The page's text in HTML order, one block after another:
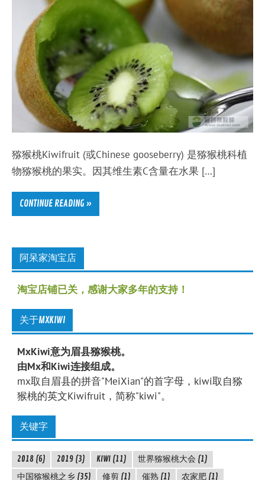
猕猴桃Kiwifruit (或Chinese gooseberry) 是猕猴桃科植
物猕猴桃的果实。因其维生素C含量在水果 […]
CONTINUE READING »
阿呆家淘宝店
淘宝店铺已关，感谢大家多年的支持！
关于MXKIWI
MxKiwi意为眉县猕猴桃。
由Mx和Kiwi连接组成。
mx取自眉县的拼音"MeiXian"的首字母，kiwi取自猕
猴桃的英文Kiwifruit，简称"kiwi"。
关键字
2018(6) 2019(3) KIWI(11) 世界猕猴桃大会 (1)
中国猕猴桃之乡(35) 修剪(1) 催熟(1) 农家肥 (1)